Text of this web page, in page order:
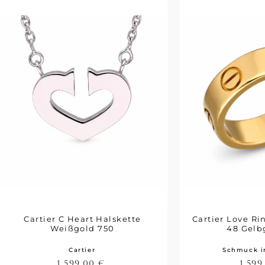
Cartier
Cartier C Heart Halskette
Weißgold 750
Schmuck
Cartier Love
48